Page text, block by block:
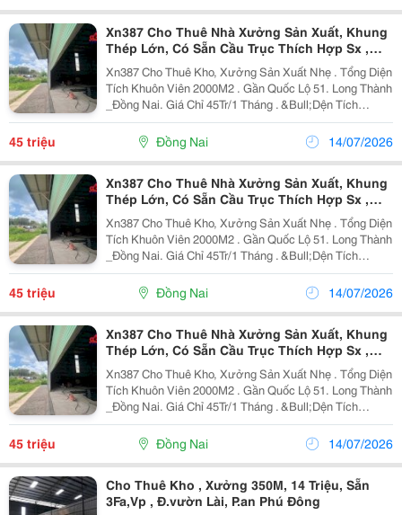
Xn387 Cho Thuê Nhà Xưởng Sản Xuất, Khung
Thép Lớn, Có Sẵn Cầu Trục Thích Hợp Sx ,
Kho Thép
Xn387 Cho Thuê Kho, Xưởng Sản Xuất Nhẹ . Tổng Diện
Tích Khuôn Viên 2000M2 . Gần Quốc Lộ 51. Long Thành
_Đồng Nai. Giá Chỉ 45Tr/1 Tháng . &Bull;Dện Tích
Xưởng 750M2 ( 15 X 50 ) &Bull;Còn Lại Sân Bãi Đất
Trống Phía Sau. &Bull; Kết Cấu Khung...
45 triệu Đồng Nai 14/07/2026
Xn387 Cho Thuê Nhà Xưởng Sản Xuất, Khung
Thép Lớn, Có Sẵn Cầu Trục Thích Hợp Sx ,
Kho Thép
Xn387 Cho Thuê Kho, Xưởng Sản Xuất Nhẹ . Tổng Diện
Tích Khuôn Viên 2000M2 . Gần Quốc Lộ 51. Long Thành
_Đồng Nai. Giá Chỉ 45Tr/1 Tháng . &Bull;Dện Tích
Xưởng 750M2 ( 15 X 50 ) &Bull;Còn Lại Sân Bãi Đất
Trống Phía Sau. &Bull; Kết Cấu Khung...
45 triệu Đồng Nai 14/07/2026
Xn387 Cho Thuê Nhà Xưởng Sản Xuất, Khung
Thép Lớn, Có Sẵn Cầu Trục Thích Hợp Sx ,
Kho Thép
Xn387 Cho Thuê Kho, Xưởng Sản Xuất Nhẹ . Tổng Diện
Tích Khuôn Viên 2000M2 . Gần Quốc Lộ 51. Long Thành
_Đồng Nai. Giá Chỉ 45Tr/1 Tháng . &Bull;Dện Tích
Xưởng 750M2 ( 15 X 50 ) &Bull;Còn Lại Sân Bãi Đất
Trống Phía Sau. &Bull; Kết Cấu Khung...
45 triệu Đồng Nai 14/07/2026
Cho Thuê Kho , Xưởng 350M, 14 Triệu, Sẵn
3Fa,Vp , Đ.vườn Lài, P.an Phú Đông